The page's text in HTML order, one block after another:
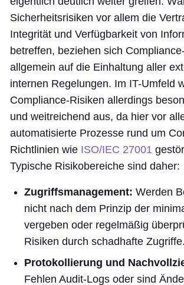
Sicherheitsrisiken vor allem die
Integrität und Verfügbarkeit von
betreffen, beziehen sich
allgemein auf die Einhaltung aller
internen Regelungen. Im IT-Umfeld
Compliance-Risiken allerdings
und weitreichend aus, da hier vor
automatisierte Prozesse rund um
Richtlinien wie ISO/IEC 27001
Typische Risikobereiche sind daher:
Zugriffsmanagement: Werden
nicht nach dem Prinzip der
vergeben oder regelmäßig
Risiken durch schadhafte Zugriffe.
Protokollierung und
Fehlen Audit-Logs oder sind